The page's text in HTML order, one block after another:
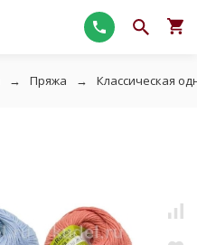
Пряжа Классическая